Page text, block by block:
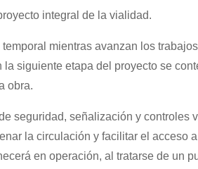
integral de la vialidad.
mientras avanzan los
siguiente etapa del proyecto se
obra.
seguridad, señalización y controles
la circulación y facilitar el acceso
en operación, al tratarse de un